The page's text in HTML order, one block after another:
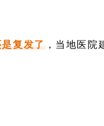
复发了，当地医院